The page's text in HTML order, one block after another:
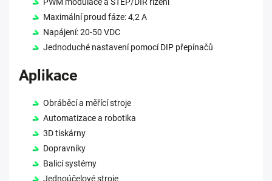
Maximální proud fáze: 4,2 A
Napájení: 20-50 VDC
Jednoduché nastavení pomocí DIP přepínačů
Aplikace
Obráběcí a měřící stroje
Automatizace a robotika
3D tiskárny
Dopravníky
Balicí systémy
Jednoúčelové stroje